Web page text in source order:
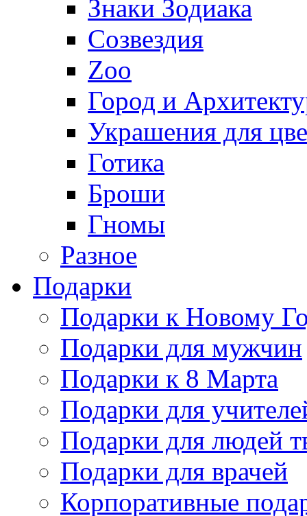
Знаки Зодиака
Созвездия
Zoo
Город и
Украшения для
Готика
Броши
Гномы
Разное
Подарки
Подарки к Новому
Подарки для мужчин
Подарки к 8 Марта
Подарки для
Подарки для людей
Подарки для врачей
Корпоративные